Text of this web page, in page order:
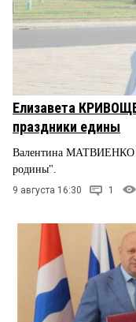
Елизавета
праздники едины
Валентина МАТВИЕНКО
родины".
9 августа 16:30 1